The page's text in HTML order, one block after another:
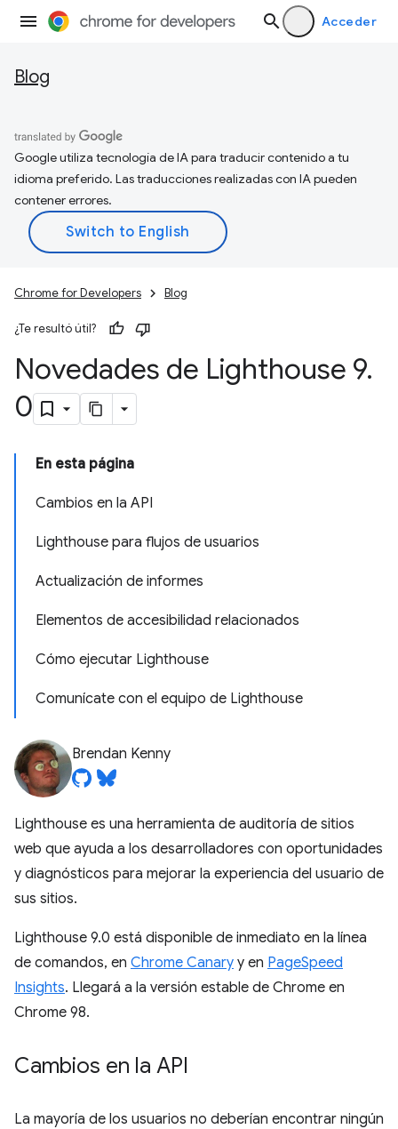
Acceder
Blog
Google utiliza tecnología de IA para traducir contenido a tu
idioma preferido. Las traducciones realizadas con IA pueden
contener errores.
Chrome for Developers Blog
¿Te resultó útil?
Novedades de Lighthouse 9.
0
En esta página
Cambios en la API
Lighthouse para flujos de usuarios
Actualización de informes
Elementos de accesibilidad relacionados
Cómo ejecutar Lighthouse
Comunícate con el equipo de Lighthouse
Brendan Kenny
Lighthouse es una herramienta de auditoría de sitios
web que ayuda a los desarrolladores con oportunidades
y diagnósticos para mejorar la experiencia del usuario de
sus sitios.
Lighthouse 9.0 está disponible de inmediato en la línea
de comandos, en Chrome Canary y en PageSpeed
Insights. Llegará a la versión estable de Chrome en
Chrome 98.
Cambios en la API
La mayoría de los usuarios no deberían encontrar ningún